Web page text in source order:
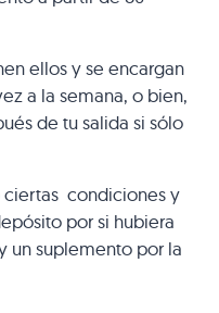
ellos y se encargan
a la semana, o bien,
de tu salida si sólo
ciertas condiciones y
por si hubiera
un suplemento por la